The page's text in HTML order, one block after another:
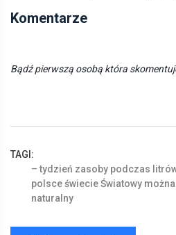
Komentarze
Bądź pierwszą osobą która
TAGI:
– tydzień zasoby podczas
polsceświecieŚwiatowy można
naturalny